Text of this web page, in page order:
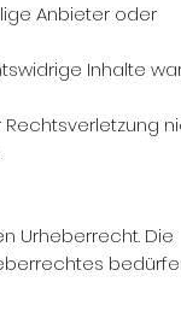
Anbieter oder
Inhalte
Urheberrecht. Die